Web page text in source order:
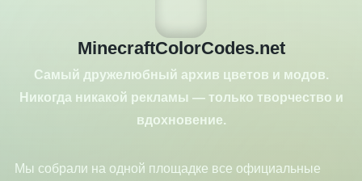
MinecraftColorCodes.net
Самый дружелюбный архив цветов и модов.
Никогда никакой рекламы — только творчество и
вдохновение.
Мы собрали на одной площадке все официальные